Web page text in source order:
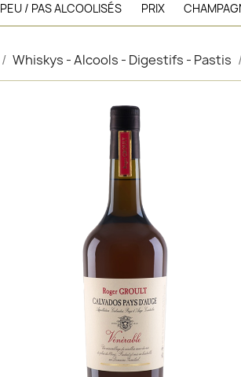
PEU / PAS ALCOOLISÉS PRIX
Whiskys - Alcools - Digestifs - Pastis